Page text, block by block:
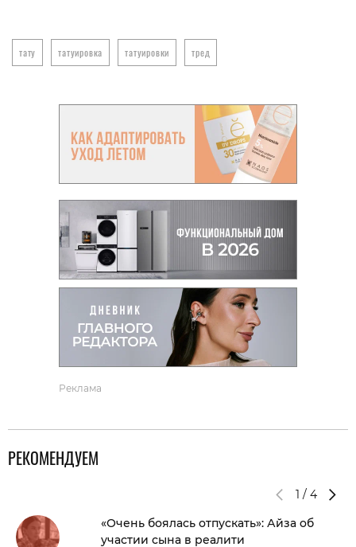
тату татуировка татуировки тред
Реклама
РЕКОМЕНДУЕМ
1 / 4
«Очень боялась отпускать»: Айза об
участии сына в реалити